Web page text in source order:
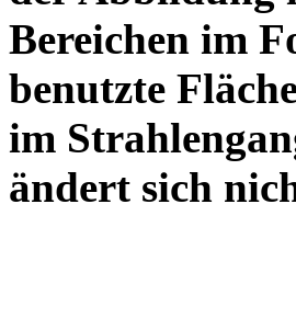
Bereichen im
benutzte
im
ändert sich